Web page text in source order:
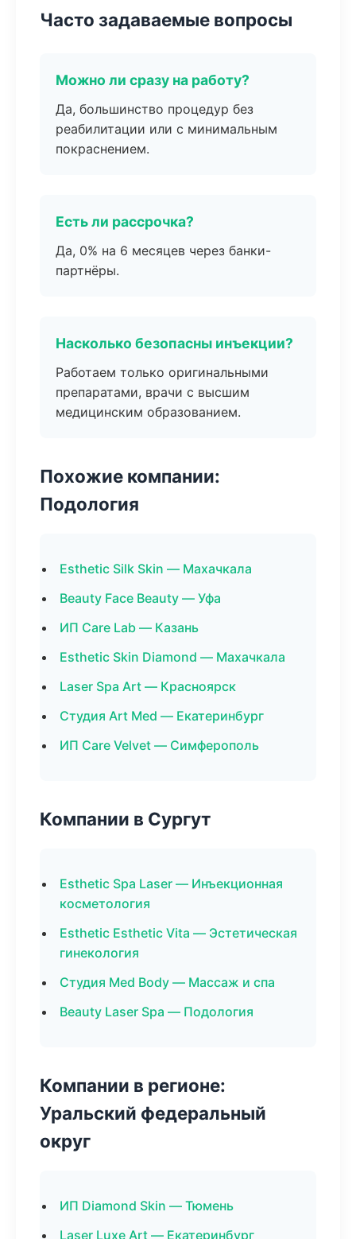
Часто задаваемые вопросы
Можно ли сразу на работу?
Да, большинство процедур без
реабилитации или с минимальным
покраснением.
Есть ли рассрочка?
Да, 0% на 6 месяцев через банки-
партнёры.
Насколько безопасны инъекции?
Работаем только оригинальными
препаратами, врачи с высшим
медицинским образованием.
Похожие компании:
Подология
Esthetic Silk Skin — Махачкала
Beauty Face Beauty — Уфа
ИП Care Lab — Казань
Esthetic Skin Diamond — Махачкала
Laser Spa Art — Красноярск
Студия Art Med — Екатеринбург
ИП Care Velvet — Симферополь
Компании в Сургут
Esthetic Spa Laser — Инъекционная
косметология
Esthetic Esthetic Vita — Эстетическая
гинекология
Студия Med Body — Массаж и спа
Beauty Laser Spa — Подология
Компании в регионе:
Уральский федеральный
округ
ИП Diamond Skin — Тюмень
Laser Luxe Art — Екатеринбург